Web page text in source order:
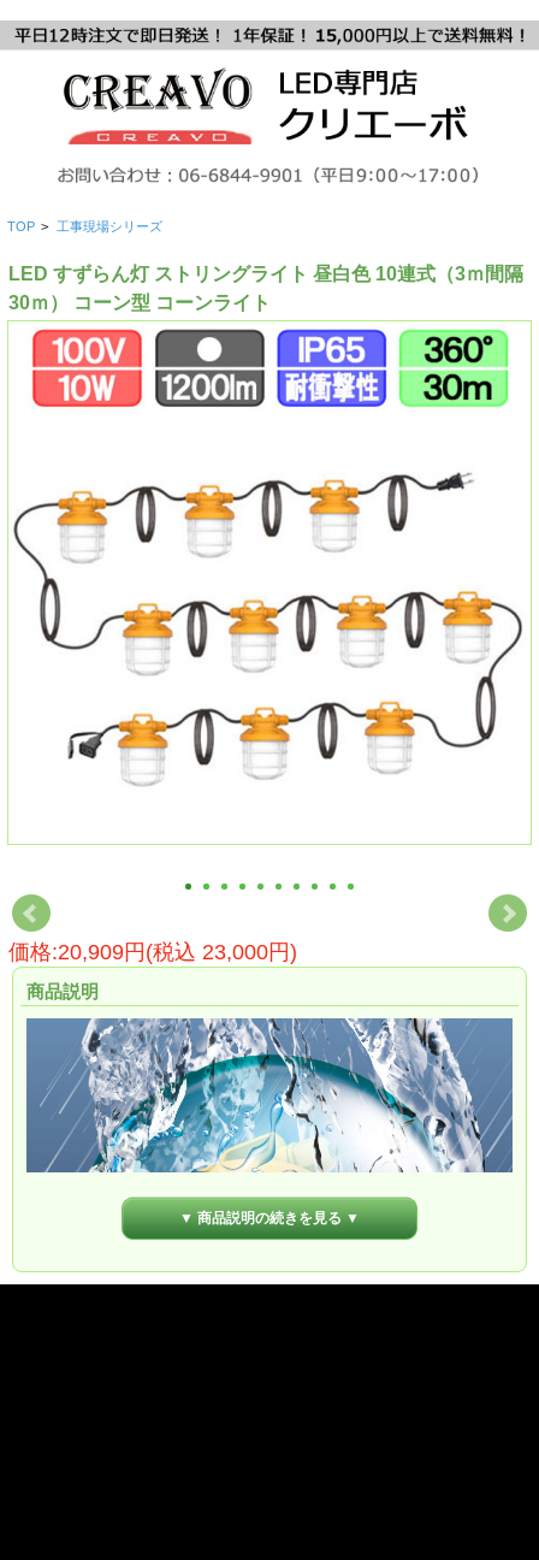
TOP > 工事現場シリーズ
LED すずらん灯 ストリングライト 昼白色 10連式（3ｍ間隔
30ｍ） コーン型 コーンライト
価格:20,909円(税込 23,000円)
商品説明
▼ 商品説明の続きを見る ▼